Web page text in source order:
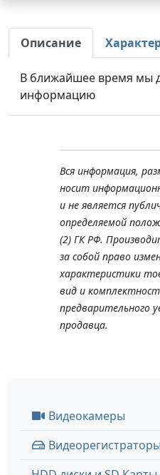
Описание
В ближайшее время мы
информацию
Вся информация,
носит
и не является
определяемой
(2) ГК РФ.
за собой право
характеристики
вид и
предварительного
продавца.
Видеокамеры
Видеорегистраторы